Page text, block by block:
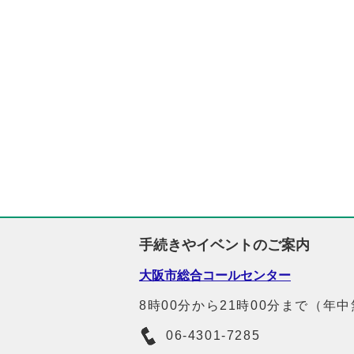
手続きやイベントのご案内
大阪市総合コールセンター
8時00分から21時00分まで（年中
06-4301-7285